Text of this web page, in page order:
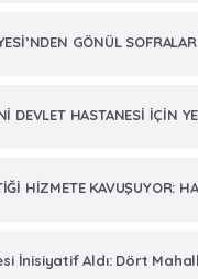
GÖNÜL
DEVLET HASTANESİ İÇİN
HİZMETE KAVUŞUYOR:
İnisiyatif Aldı: Dört